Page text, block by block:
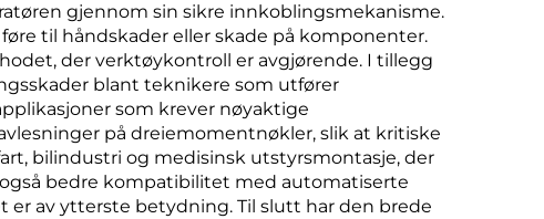
gjennom sin sikre innkoblingsmekanisme.
til håndskader eller skade på komponenter.
der verktøykontroll er avgjørende. I tillegg
blant teknikere som utfører
som krever nøyaktige
på dreiemomentnøkler, slik at kritiske
bilindustri og medisinsk utstyrsmontasje, der
bedre kompatibilitet med automatiserte
av ytterste betydning. Til slutt har den brede